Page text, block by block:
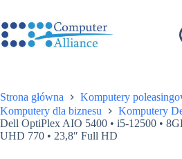
treści
Strona główna
Komputery
Komputery dla biznesu
Komputery
Dell OptiPlex AIO 5400 • i5-12500 •
UHD 770 • 23,8″ Full HD